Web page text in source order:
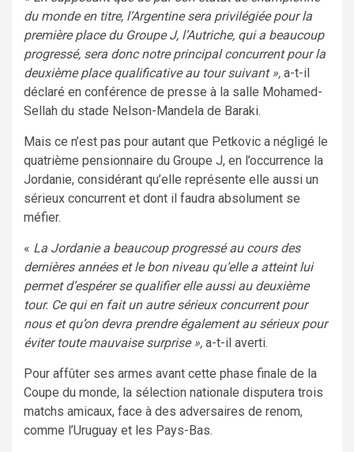
du monde en titre, l’Argentine sera privilégiée pour la
première place du Groupe J, l’Autriche, qui a beaucoup
progressé, sera donc notre principal concurrent pour la
deuxième place qualificative au tour suivant », a-t-il
déclaré en conférence de presse à la salle Mohamed-
Sellah du stade Nelson-Mandela de Baraki.
Mais ce n’est pas pour autant que Petkovic a négligé le
quatrième pensionnaire du Groupe J, en l’occurrence la
Jordanie, considérant qu’elle représente elle aussi un
sérieux concurrent et dont il faudra absolument se
méfier.
« La Jordanie a beaucoup progressé au cours des
dernières années et le bon niveau qu’elle a atteint lui
permet d’espérer se qualifier elle aussi au deuxième
tour. Ce qui en fait un autre sérieux concurrent pour
nous et qu’on devra prendre également au sérieux pour
éviter toute mauvaise surprise », a-t-il averti.
Pour affûter ses armes avant cette phase finale de la
Coupe du monde, la sélection nationale disputera trois
matchs amicaux, face à des adversaires de renom,
comme l’Uruguay et les Pays-Bas.